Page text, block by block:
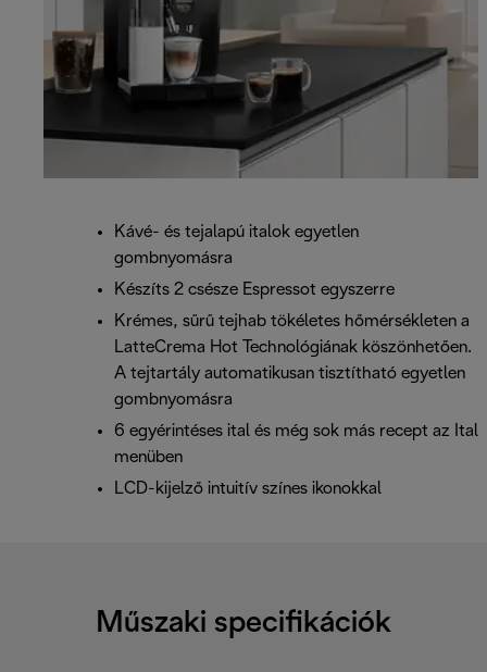
Kávé- és tejalapú italok egyetlen
gombnyomásra
Készíts 2 csésze Espressot egyszerre
Krémes, sűrű tejhab tökéletes hőmérsékleten a
LatteCrema Hot Technológiának köszönhetően.
A tejtartály automatikusan tisztítható egyetlen
gombnyomásra
6 egyérintéses ital és még sok más recept az Ital
menüben
LCD-kijelző intuitív színes ikonokkal
Műszaki specifikációk